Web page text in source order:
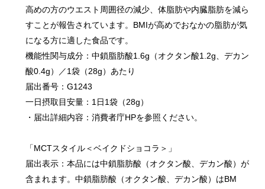
高めの方のウエスト周囲径の減少、体脂肪や内臓脂肪を減ら
すことが報告されています。BMIが高めでおなかの脂肪が気
になる方に適した食品です。
機能性関与成分：中鎖脂肪酸1.6g（オクタン酸1.2g、デカン
酸0.4g）／1袋（28g）あたり
届出番号：G1243
一日摂取目安量：1日1袋（28g）
・届出詳細内容：消費者庁HPを参照ください。
「MCTスタイル＜ベイクドショコラ＞」
届出表示：本品には中鎖脂肪酸（オクタン酸、デカン酸）が
含まれます。中鎖脂肪酸（オクタン酸、デカン酸）はBM